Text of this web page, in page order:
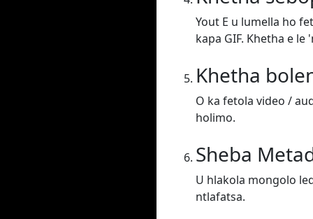
Yout E u lumella ho
kapa GIF. Khetha e le
Khetha
O ka fetola video /
holimo.
Sheba
U hlakola mongolo
ntlafatsa.